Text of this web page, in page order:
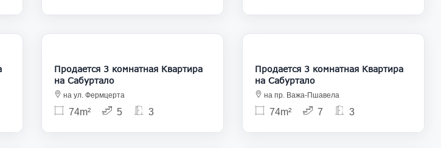
109 000
Продается 3 комнатная Квартира
на Сабуртало
на ул. Фермцерта
74m² 5 3
135 000
Продается 3 комнатная Квартира
на Сабуртало
на пр. Важа-Пшавела
74m² 7 3